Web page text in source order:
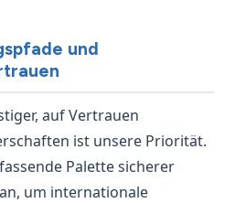
und
auf Vertrauen
ist unsere Priorität.
Palette sicherer
um internationale